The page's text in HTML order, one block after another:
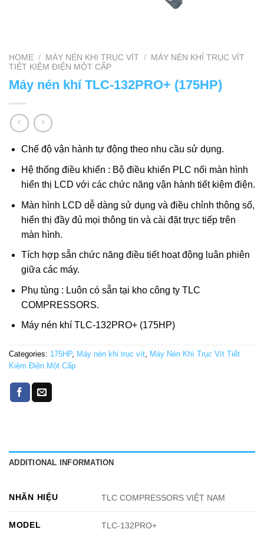
HOME / MÁY NÉN KHI TRỤC VÍT /
MÁY NÉN KHÍ TRỤC VÍT
TIẾT KIỆM ĐIỆN MỘT CẤP
Máy nén khí TLC-132PRO+ (175HP)
Chế độ vận hành tự động theo nhu cầu sử dụng.
Hệ thống điều khiển : Bộ điều khiển PLC nối màn hình
hiển thị LCD với các chức năng vận hành tiết kiệm điện.
Màn hình LCD dễ dàng sử dụng và điều chỉnh thông số,
hiển thị đầy đủ mọi thông tin và cài đặt trực tiếp trên
màn hình.
Tích hợp sẵn chức năng điều tiết hoạt động luân phiên
giữa các máy.
Phụ tùng : Luôn có sẵn tại kho công ty TLC
COMPRESSORS.
Máy nén khí TLC-132PRO+ (175HP)
Categories: 175HP, Máy nén khi trục vít, Máy Nén Khí Trục Vít Tiết
Kiệm Điện Một Cấp
ADDITIONAL INFORMATION
NHÃN HIỆU TLC COMPRESSORS VIỆT NAM
MODEL TLC-132PRO+